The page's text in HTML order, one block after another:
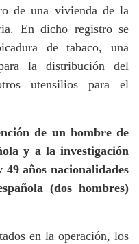
de una vivienda de la
En dicho registro se
de tabaco, una
la distribución del
utensilios para el
de un hombre de
y a la investigación
49 años nacionalidades
(dos hombres)
en la operación, los